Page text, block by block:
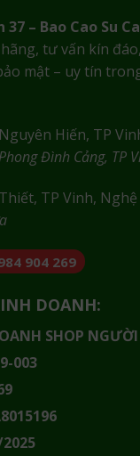
– Bao Cao Su
tư vấn kín
mật – uy tín
Hiến, TP
Đình Cảng, TP
TP Vinh, Nghệ
904 269
DOANH:
SHOP
003